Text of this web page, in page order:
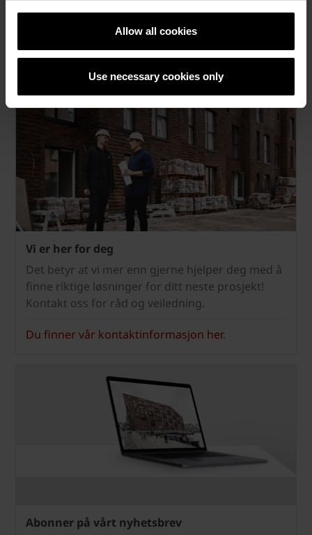
Allow all cookies
Use necessary cookies only
Bærekraftstrategi
Hvordan jobber vi med bærekraft?
Les om vår bærekraftstrategi her.
Vi er her for deg
Det betyr at vi mer enn gjerne hjelper deg med å
finne riktige løsninger for ditt neste prosjekt!
Kontakt oss for råd og veiledning.
Du finner vår kontaktinformasjon her.
Abonner på vårt nyhetsbrev